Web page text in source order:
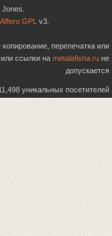
GPL v3.
перепечатка или
ссылки на metalafisha.ru не
допускается
уникальных посетителей